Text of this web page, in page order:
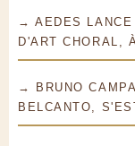
→ AEDES
D'ART CHORAL,
→ BRUNO
BELCANTO,